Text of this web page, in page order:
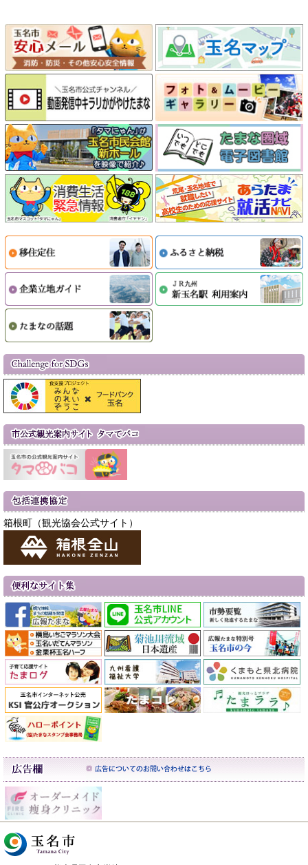
箱根町（観光協会公式サイト）